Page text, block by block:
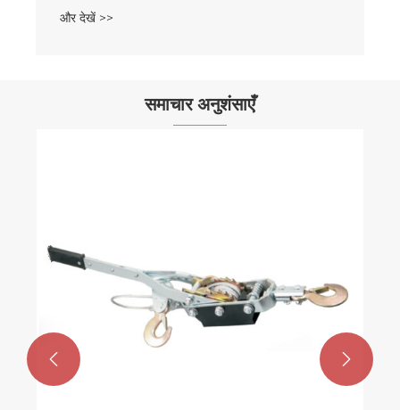
और देखें >>
समाचार अनुशंसाएँ
 